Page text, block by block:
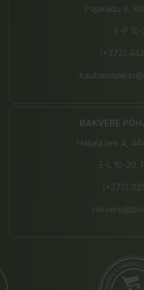
Papiniidu 8,
E-P
(+372)
RAKVERE
Haljala tee 4,
E-L 10-20,
(+372)